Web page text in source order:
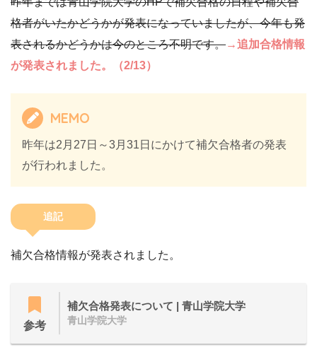
格者がいたかどうかが発表になっていましたが、今年も発
表されるかどうかは今のところ不明です。→追加合格情報
が発表されました。（2/13）
MEMO
昨年は2月27日～3月31日にかけて補欠合格者の発表
が行われました。
追記
補欠合格情報が発表されました。
参考
補欠合格発表について | 青山学院大学
青山学院大学